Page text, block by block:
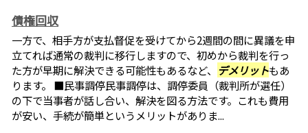
債権回収
一方で、相手方が支払督促を受けてから2週間の間に異議を申
立てれば通常の裁判に移行しますので、初めから裁判を行っ
た方が早期に解決できる可能性もあるなど、 デメリットもあ
ります。 ■民事調停民事調停は、調停委員（裁判所が選任）
の下で当事者が話し合い、解決を図る方法です。これも費用
が安い、手続が簡単というメリットがありま...